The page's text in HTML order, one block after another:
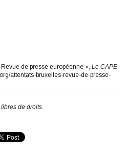
de presse européenne », Le CAPE
attentats-bruxelles-revue-de-presse-
de droits.